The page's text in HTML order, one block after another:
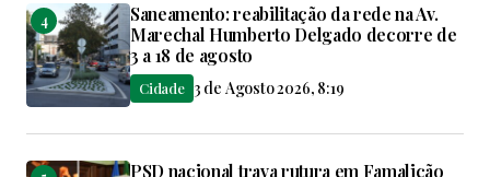
Saneamento: reabilitação da rede na Av.
Marechal Humberto Delgado decorre de
3 a 18 de agosto
Cidade 3 de Agosto 2026, 8:19
PSD nacional trava rutura em Famalicão